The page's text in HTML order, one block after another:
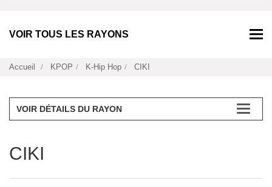
VOIR TOUS LES RAYONS
Accueil KPOP K-Hip Hop CIKI
VOIR DÉTAILS DU RAYON
CIKI